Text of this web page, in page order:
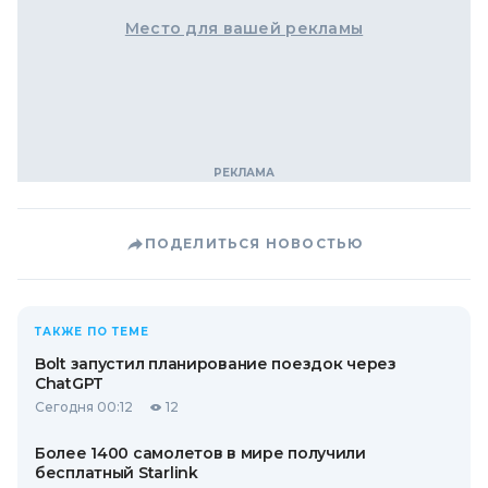
Место для вашей рекламы
ПОДЕЛИТЬСЯ НОВОСТЬЮ
ТАКЖЕ ПО ТЕМЕ
Bolt запустил планирование поездок через
ChatGPT
Сегодня 00:12 12
Более 1400 самолетов в мире получили
бесплатный Starlink